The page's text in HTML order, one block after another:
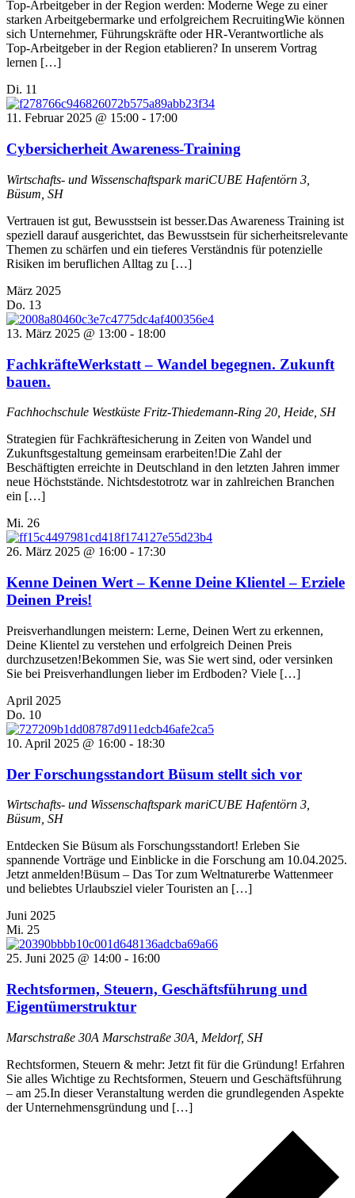
Top-Arbeitgeber in der Region werden: Moderne Wege zu einer
starken Arbeitgebermarke und erfolgreichem RecruitingWie können
sich Unternehmer, Führungskräfte oder HR-Verantwortliche als
Top-Arbeitgeber in der Region etablieren? In unserem Vortrag
lernen […]
Di. 11
11. Februar 2025 @ 15:00 - 17:00
Cybersicherheit Awareness-Training
Wirtschafts- und Wissenschaftspark mariCUBE Hafentörn 3,
Büsum, SH
Vertrauen ist gut, Bewusstsein ist besser.Das Awareness Training ist
speziell darauf ausgerichtet, das Bewusstsein für sicherheitsrelevante
Themen zu schärfen und ein tieferes Verständnis für potenzielle
Risiken im beruflichen Alltag zu […]
März 2025
Do. 13
13. März 2025 @ 13:00 - 18:00
FachkräfteWerkstatt – Wandel begegnen. Zukunft
bauen.
Fachhochschule Westküste Fritz-Thiedemann-Ring 20, Heide, SH
Strategien für Fachkräftesicherung in Zeiten von Wandel und
Zukunftsgestaltung gemeinsam erarbeiten!Die Zahl der
Beschäftigten erreichte in Deutschland in den letzten Jahren immer
neue Höchststände. Nichtsdestotrotz war in zahlreichen Branchen
ein […]
Mi. 26
26. März 2025 @ 16:00 - 17:30
Kenne Deinen Wert – Kenne Deine Klientel – Erziele
Deinen Preis!
Preisverhandlungen meistern: Lerne, Deinen Wert zu erkennen,
Deine Klientel zu verstehen und erfolgreich Deinen Preis
durchzusetzen!Bekommen Sie, was Sie wert sind, oder versinken
Sie bei Preisverhandlungen lieber im Erdboden? Viele […]
April 2025
Do. 10
10. April 2025 @ 16:00 - 18:30
Der Forschungsstandort Büsum stellt sich vor
Wirtschafts- und Wissenschaftspark mariCUBE Hafentörn 3,
Büsum, SH
Entdecken Sie Büsum als Forschungsstandort! Erleben Sie
spannende Vorträge und Einblicke in die Forschung am 10.04.2025.
Jetzt anmelden!Büsum – Das Tor zum Weltnaturerbe Wattenmeer
und beliebtes Urlaubsziel vieler Touristen an […]
Juni 2025
Mi. 25
25. Juni 2025 @ 14:00 - 16:00
Rechtsformen, Steuern, Geschäftsführung und
Eigentümerstruktur
Marschstraße 30A Marschstraße 30A, Meldorf, SH
Rechtsformen, Steuern & mehr: Jetzt fit für die Gründung! Erfahren
Sie alles Wichtige zu Rechtsformen, Steuern und Geschäftsführung
– am 25.In dieser Veranstaltung werden die grundlegenden Aspekte
der Unternehmensgründung und […]